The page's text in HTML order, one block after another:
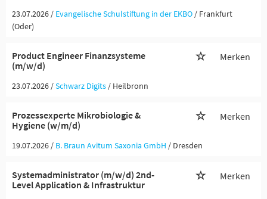
23.07.2026 / Evangelische Schulstiftung in der EKBO / Frankfurt
(Oder)
Product Engineer Finanzsysteme
(m/w/d)
Merken
23.07.2026 /Schwarz Digits / Heilbronn
Prozessexperte Mikrobiologie &
Hygiene (w/m/d)
Merken
19.07.2026 / B. Braun Avitum Saxonia GmbH / Dresden
Systemadministrator (m/w/d) 2nd-
Level Application & Infrastruktur
Merken